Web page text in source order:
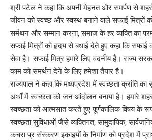
श्री पटेल ने कहा कि अपनी मेहनत और समर्पण से
जीवन को स्वच्छ और स्वस्थ बनाने वाले सफाई मित्रों
सर्मथन और सम्मान करना, समाज के हर व्यक्ति का
सफाई मित्रों को हृदय से बधाई देते हुए कहा कि सफाई
सेवा है। सफाई मित्र हमारे लिए वंदनीय है। राज्य
काम को समर्थन देने के लिए हमेशा तैयार है।
राज्यपाल ने कहा कि मध्यप्रदेश में स्वच्छता क्रांति
अर्थों में स्वच्छता को जन-आंदोलन बनाया है। हमारे
स्वच्छता को आत्मसात करते हुए पूर्णकालिक विषय के
स्वच्छता सुविधाओं जैसे व्यक्तिगत, सामुदायिक,
कचरा प्र-संस्करण इकाइयों के निर्माण को प्रदेश में